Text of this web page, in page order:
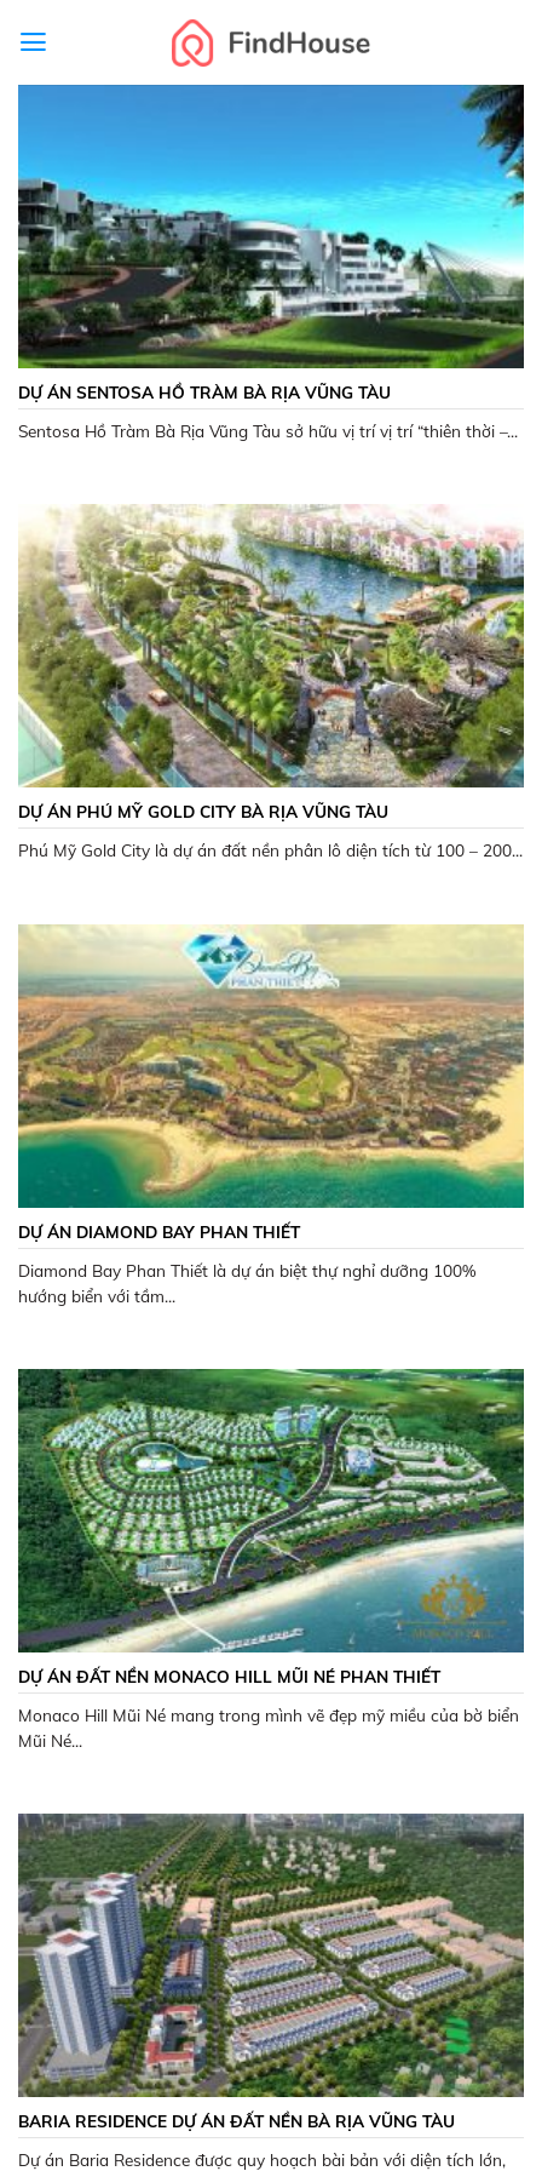
DỰ ÁN SENTOSA HỒ TRÀM BÀ RỊA VŨNG TÀU
Sentosa Hồ Tràm Bà Rịa Vũng Tàu sở hữu vị trí vị trí “thiên thời –...
DỰ ÁN PHÚ MỸ GOLD CITY BÀ RỊA VŨNG TÀU
Phú Mỹ Gold City là dự án đất nền phân lô diện tích từ 100 – 200...
DỰ ÁN DIAMOND BAY PHAN THIẾT
Diamond Bay Phan Thiết là dự án biệt thự nghỉ dưỡng 100%
hướng biển với tầm...
DỰ ÁN ĐẤT NỀN MONACO HILL MŨI NÉ PHAN THIẾT
Monaco Hill Mũi Né mang trong mình vẽ đẹp mỹ miều của bờ biển
Mũi Né...
BARIA RESIDENCE DỰ ÁN ĐẤT NỀN BÀ RỊA VŨNG TÀU
Dự án Baria Residence được quy hoạch bài bản với diện tích lớn,